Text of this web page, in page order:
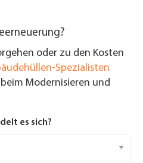
oder zu den Kosten
Spezialisten
Modernisieren und
es sich?